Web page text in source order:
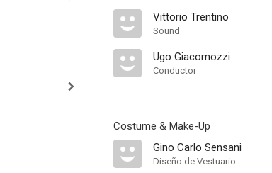
Vittorio Trentino
Sound
Ugo Giacomozzi
Conductor
Costume & Make-Up
Gino Carlo Sensani
Diseño de Vestuario